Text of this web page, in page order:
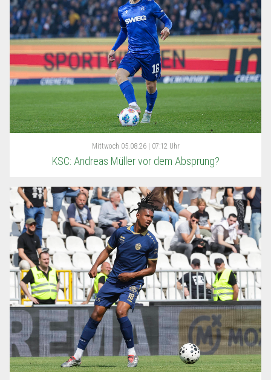
Mittwoch 05.08.26 | 07:12 Uhr
KSC: Andreas Müller vor dem Absprung?